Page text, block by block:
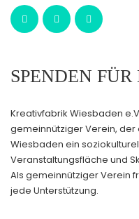
SPENDEN
Kreativfabrik Wiesbaden
gemeinnütziger Verein, der
Wiesbaden ein
Veranstaltungsfläche und
Als gemeinnütziger Verein
jede Unterstützung.